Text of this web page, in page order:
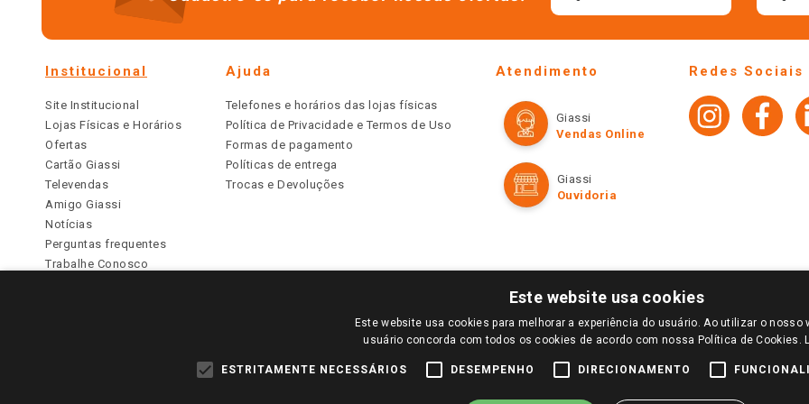
Institucional
Site Institucional
Lojas Físicas e Horários
Ofertas
Cartão Giassi
Televendas
Amigo Giassi
Notícias
Perguntas frequentes
Trabalhe Conosco
Ajuda
Telefones e horários das lojas físicas
Política de Privacidade e Termos de Uso
Formas de pagamento
Políticas de entrega
Trocas e Devoluções
Atendimento
Giassi
Vendas Online
Giassi
Ouvidoria
Redes Sociais
PARA VER OS PREÇOS DA SUA REGIÃO, FAÇA LOGIN E SELECIONE A LOJA DE SUA PREFERÊNCIA. SOMENTE APÓS O LOGIN, OS PREÇOS
TODOS OS PREÇOS E CONDIÇÕES COMERCIAIS DESTE SITE SÃO VÁLIDOS APENAS PARA COMPRAS REALIZADAS NO GIASSI.COM.BR E NA LOJA
DE BUSCAS.
Este website usa cookies
Este website usa cookies para melhorar a experiência do usuário. Ao utilizar o nosso
usuário concorda com todos os cookies de acordo com nossa Política de Cookies.
ESTRITAMENTE NECESSÁRIOS DESEMPENHO DIRECIONAMENTO